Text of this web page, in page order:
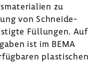
zu
von Schneide-​
Füllungen. Auf
ist im BEMA
plas­ti­schen